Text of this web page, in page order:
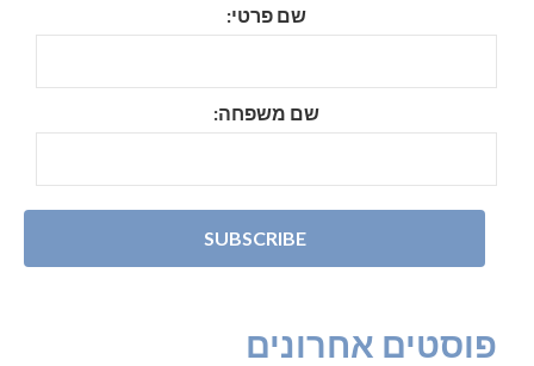
שם פרטי:
שם משפחה:
פוסטים אחרונים